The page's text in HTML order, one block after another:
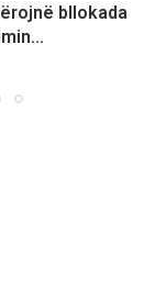
bllokada